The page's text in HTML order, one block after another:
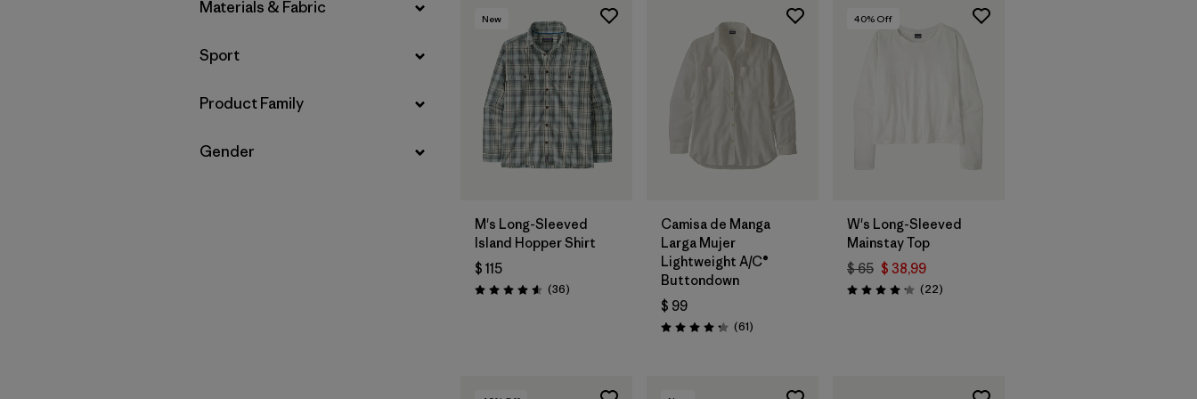
Filtrar por
Materials & Fabric
Filtrar por
Sport
Filtrar por
Product Family
Filtrar por
Gender
New
M's Long-Sleeved
Island Hopper Shirt
$ 115
Valoración: 4.6 / 5
(36Comentarios
)
Camisa de Manga
Larga Mujer
Lightweight A/C®
Buttondown
$ 99
Valoración: 4.2 / 5
(61Comentarios
)
40% Off
W's Long-Sleeved
Mainstay Top
$ 65 $ 38,99
Valoración: 4.1 / 5
(22Comentarios
)